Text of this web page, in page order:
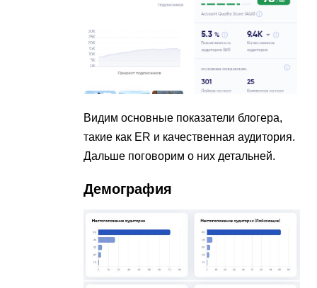
Видим основные показатели блогера,
такие как ER и качественная аудитория.
Дальше поговорим о них детальней.
Демография